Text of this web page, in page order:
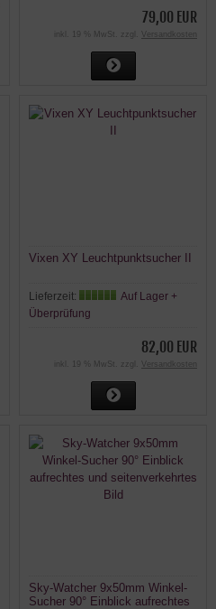
79,00 EUR
inkl. 19 % MwSt. zzgl. Versandkosten
Vixen XY Leuchtpunktsucher II
Lieferzeit:
Auf Lager +
Überprüfung
82,00 EUR
inkl. 19 % MwSt. zzgl. Versandkosten
Sky-Watcher 9x50mm Winkel-
Sucher 90° Einblick aufrechtes